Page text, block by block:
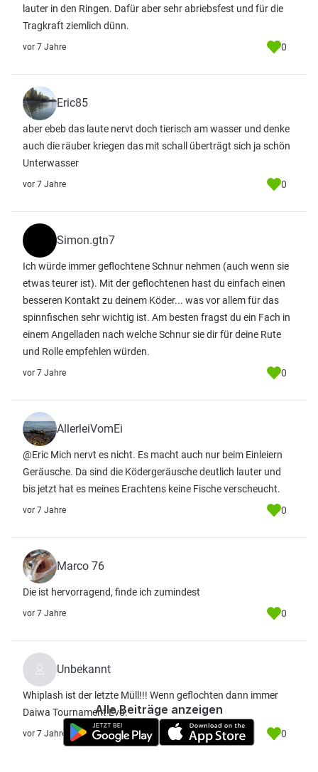
lauter in den Ringen. Dafür aber sehr abriebsfest und für die
Tragkraft ziemlich dünn.
vor 7 Jahre 0
Eric85
aber ebeb das laute nervt doch tierisch am wasser und denke
auch die räuber kriegen das mit schall überträgt sich ja schön
Unterwasser
vor 7 Jahre 0
Simon.gtn7
Ich würde immer geflochtene Schnur nehmen (auch wenn sie
etwas teurer ist). Mit der geflochtenen hast du einfach einen
besseren Kontakt zu deinem Köder... was vor allem für das
spinnfischen sehr wichtig ist. Am besten fragst du ein Fach in
einem Angelladen nach welche Schnur sie dir für deine Rute
und Rolle empfehlen würden.
vor 7 Jahre 0
AllerleiVomEi
@Eric Mich nervt es nicht. Es macht auch nur beim Einleiern
Geräusche. Da sind die Ködergeräusche deutlich lauter und
bis jetzt hat es meines Erachtens keine Fische verscheucht.
vor 7 Jahre 0
Marco 76
Die ist hervorragend, finde ich zumindest
vor 7 Jahre 0
Unbekannt
Whiplash ist der letzte Müll!!! Wenn geflochten dann immer
Daiwa Tournament Evo.
vor 7 Jahre 0
Alle Beiträge anzeigen